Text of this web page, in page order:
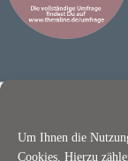
Um Ihnen die
Cookies. Hierzu